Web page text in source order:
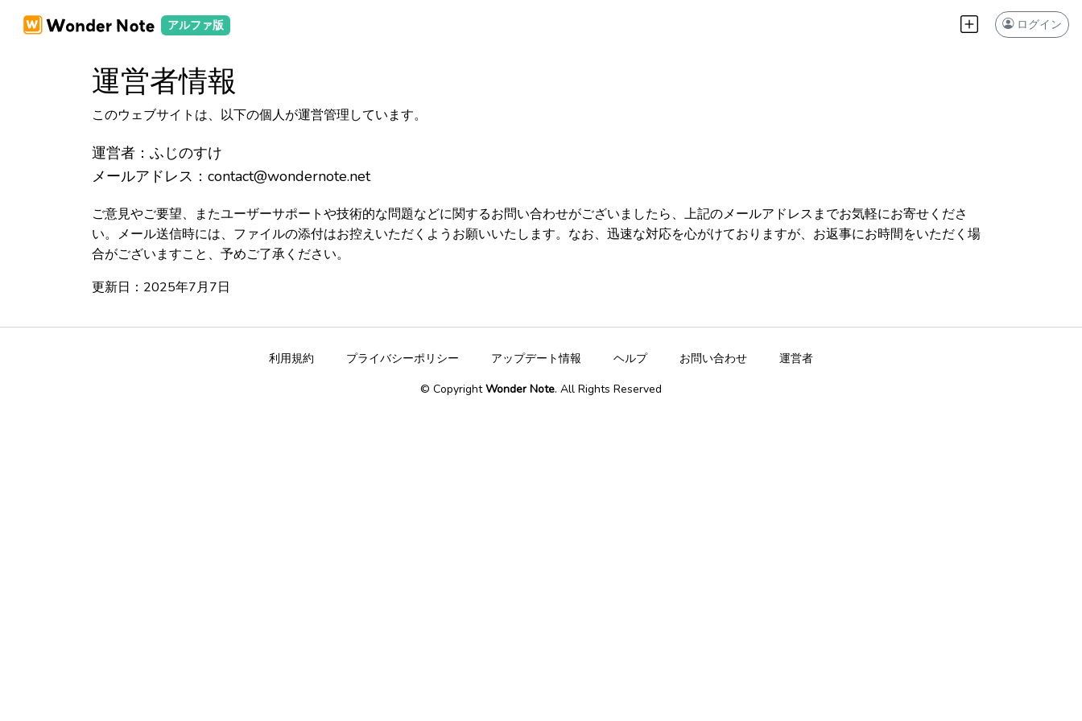
アルファ版 ログイン
運営者情報
このウェブサイトは、以下の個人が運営管理しています。
運営者：ふじのすけ
メールアドレス：contact@wondernote.net
ご意見やご要望、またユーザーサポートや技術的な問題などに関するお問い合わせがございましたら、上記のメールアドレスまでお気軽にお寄せくださ
い。メール送信時には、ファイルの添付はお控えいただくようお願いいたします。なお、迅速な対応を心がけておりますが、お返事にお時間をいただく場
合がございますこと、予めご了承ください。
更新日：2025年7月7日
利用規約 プライバシーポリシー アップデート情報 ヘルプ お問い合わせ
運営者
© CopyrightWonder Note. All Rights Reserved